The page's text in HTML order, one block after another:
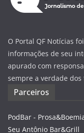
O Portal QF Notícias
informações de seu
apurado com
sempre a verdade dos
Parceiros
PodBar -
Seu Antônio Bar&Grill